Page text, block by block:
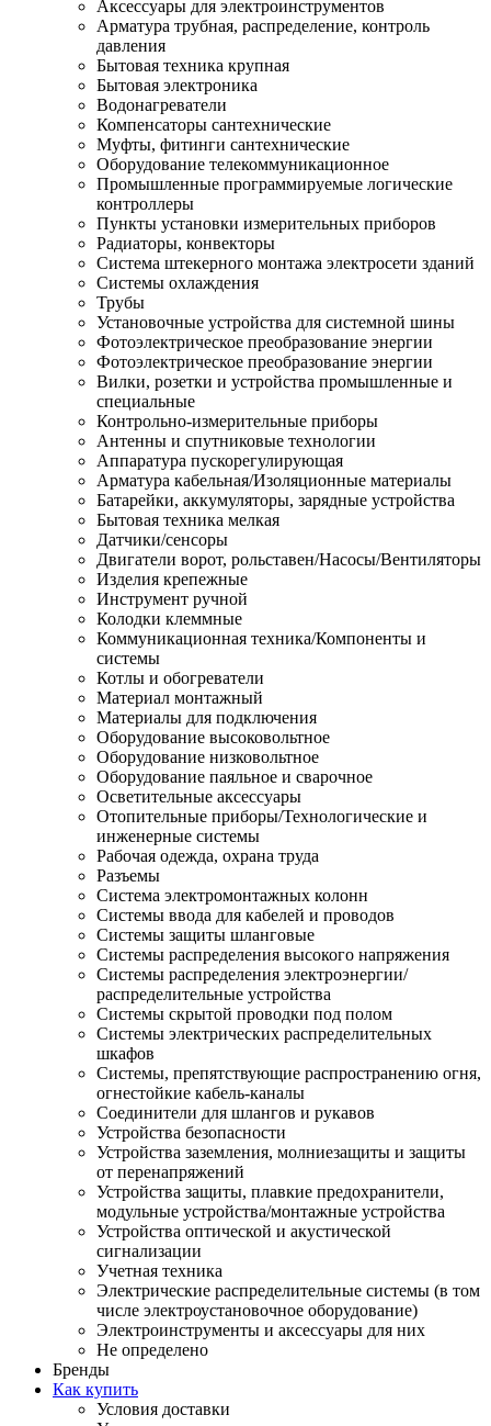
Аксессуары для электроинструментов
Арматура трубная, распределение, контроль
давления
Бытовая техника крупная
Бытовая электроника
Водонагреватели
Компенсаторы сантехнические
Муфты, фитинги сантехнические
Оборудование телекоммуникационное
Промышленные программируемые логические
контроллеры
Пункты установки измерительных приборов
Радиаторы, конвекторы
Система штекерного монтажа электросети зданий
Системы охлаждения
Трубы
Установочные устройства для системной шины
Фотоэлектрическое преобразование энергии
Фотоэлектрическое преобразование энергии
Вилки, розетки и устройства промышленные и
специальные
Контрольно-измерительные приборы
Антенны и спутниковые технологии
Аппаратура пускорегулирующая
Арматура кабельная/Изоляционные материалы
Батарейки, аккумуляторы, зарядные устройства
Бытовая техника мелкая
Датчики/сенсоры
Двигатели ворот, рольставен/Насосы/Вентиляторы
Изделия крепежные
Инструмент ручной
Колодки клеммные
Коммуникационная техника/Компоненты и
системы
Котлы и обогреватели
Материал монтажный
Материалы для подключения
Оборудование высоковольтное
Оборудование низковольтное
Оборудование паяльное и сварочное
Осветительные аксессуары
Отопительные приборы/Технологические и
инженерные системы
Рабочая одежда, охрана труда
Разъемы
Система электромонтажных колонн
Системы ввода для кабелей и проводов
Системы защиты шланговые
Системы распределения высокого напряжения
Системы распределения электроэнергии/
распределительные устройства
Системы скрытой проводки под полом
Системы электрических распределительных
шкафов
Системы, препятствующие распространению огня,
огнестойкие кабель-каналы
Соединители для шлангов и рукавов
Устройства безопасности
Устройства заземления, молниезащиты и защиты
от перенапряжений
Устройства защиты, плавкие предохранители,
модульные устройства/монтажные устройства
Устройства оптической и акустической
сигнализации
Учетная техника
Электрические распределительные системы (в том
числе электроустановочное оборудование)
Электроинструменты и аксессуары для них
Не определено
Бренды
Как купить
Условия доставки